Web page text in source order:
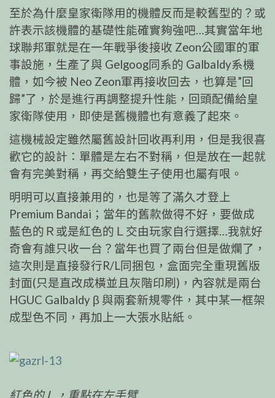
至於為什麼皇家衛隊用的機體反而是較舊型的？或
許表示該機體的基礎性能確實夠強吧…其實當年地
球聯邦軍就是在一年戰爭後接收 Zeon公國軍的軍
事設施，生產了與 Gelgoog同系的 Galbaldy系機
體，如今被 Neo Zeon軍再接收回去，也算是”回
歸”了，於是進行再調整提升性能，回頭配備給皇
家衛隊使用，即使是舊機體也有意義了起來。
這機械設定雖然屬舊設計回收再利用，但是我很喜
歡它的設計：單體是左右不對稱，但是放在一起就
會有完美對稱，再交給雙生子使用也屬有哏。
明明可以直接兼用的，也是等了滿久才登上
Premium Bandai；當年的舊款做得不好，要做成
藍色的Ｒ或是紅色的Ｌ交由玩家自行選擇…我就好
奇會有誰只收一台？當年也買了兩台但是做爛了，
這次則是直接發行R/L同捆包，盒面完全重現舊版
封面(只是直改成橫並且灰階印刷)，內容就是兩台
HGUC Galbaldy β 與兩套新規零件，其中某一框架
成型色不同，再加上一大張水貼紙。
紅色的Ｌ，重點在左手臂